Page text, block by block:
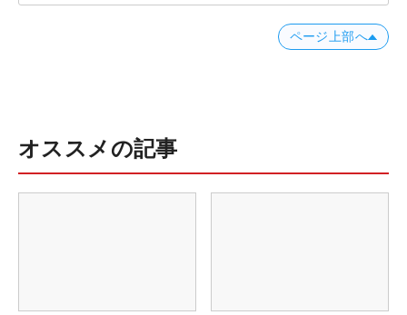
ページ上部へ
オススメの記事